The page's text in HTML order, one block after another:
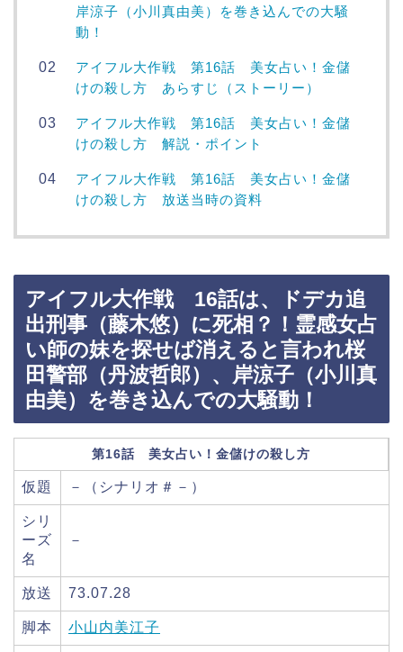
岸涼子（小川真由美）を巻き込んでの大騒
動！
アイフル大作戦 第16話 美女占い！金儲
けの殺し方 あらすじ（ストーリー）
アイフル大作戦 第16話 美女占い！金儲
けの殺し方 解説・ポイント
アイフル大作戦 第16話 美女占い！金儲
けの殺し方 放送当時の資料
アイフル大作戦 16話は、ドデカ追
出刑事（藤木悠）に死相？！霊感女占
い師の妹を探せば消えると言われ桜
田警部（丹波哲郎）、岸涼子（小川真
由美）を巻き込んでの大騒動！
第16話 美女占い！金儲けの殺し方
仮題 －（シナリオ＃－）
シリ
ーズ
名
－
放送 73.07.28
脚本 小山内美江子